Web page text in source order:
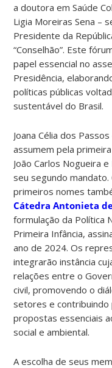
a doutora em Saúde
Ligia Moreiras Sena –
Presidente da
“Conselhão”. Este
papel essencial no
Presidência,
políticas públicas
sustentável do Brasil.
Joana Célia dos
assumem pela
João Carlos Nogueira
seu segundo
primeiros nomes
Cátedra Antonieta
formulação da Política
Primeira Infância,
ano de 2024. Os
integrarão instância
relações entre o
civil, promovendo o
setores e contribuindo
propostas essenciais
social e ambiental.
A escolha de seus